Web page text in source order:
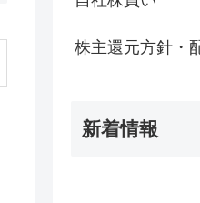
株主還元方針・
新着情報